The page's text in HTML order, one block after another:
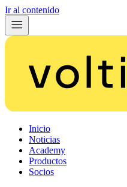
Ir al contenido
Inicio
Noticias
Academy
Productos
Socios